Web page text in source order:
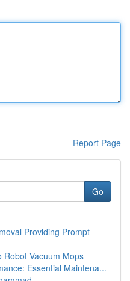
Report Page
Go
Providing Prompt
Robot Vacuum Mops
Essential Maintena...